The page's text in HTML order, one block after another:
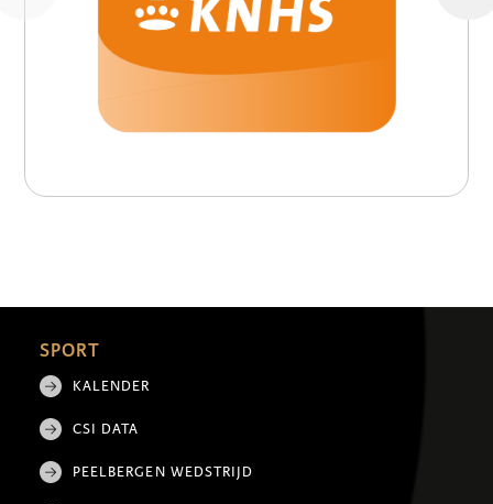
SPORT
KALENDER
CSI DATA
PEELBERGEN WEDSTRIJD